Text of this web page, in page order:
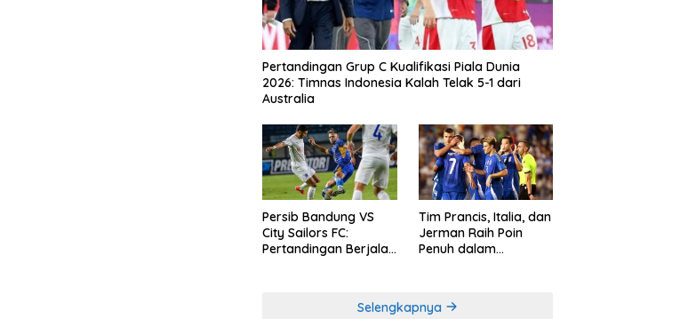
Pertandingan Grup C Kualifikasi Piala Dunia
2026: Timnas Indonesia Kalah Telak 5-1 dari
Australia
Persib Bandung VS
City Sailors FC:
Pertandingan Berjalan
Tim Prancis, Italia, dan
Jerman Raih Poin
Penuh dalam
Selengkapnya